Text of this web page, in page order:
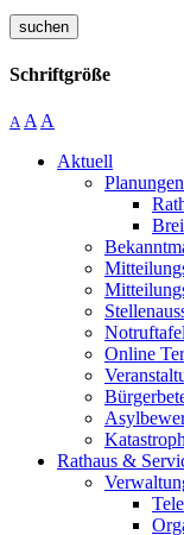
suchen
Schriftgröße
A A A
Aktuell
Notruftafel
Online
Rathaus &